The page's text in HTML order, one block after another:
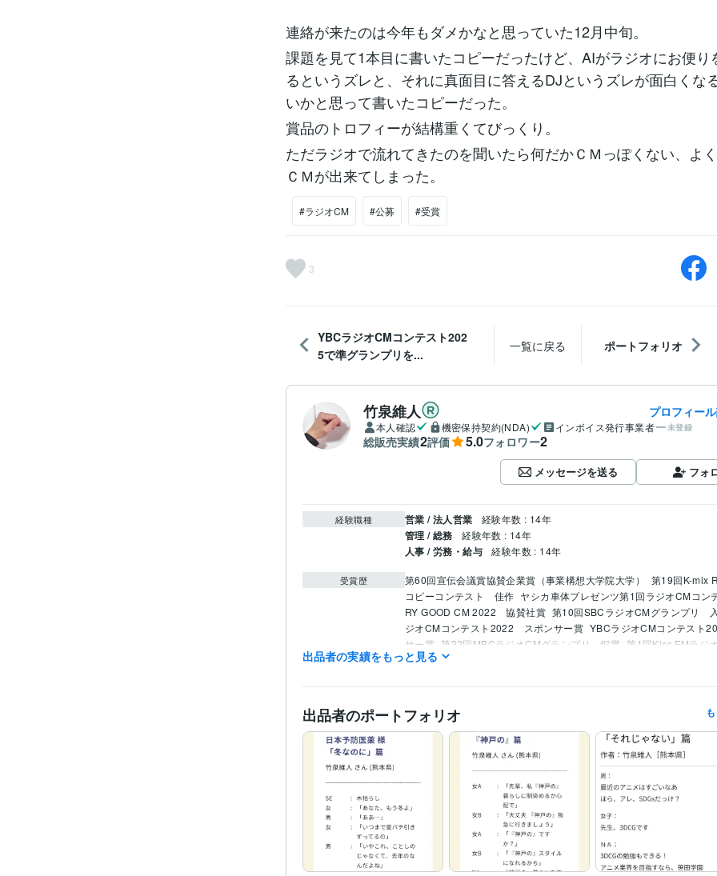
連絡が来たのは今年もダメかなと思っていた12月中旬。
課題を見て1本目に書いたコピーだったけど、AIがラジオにお便り
るというズレと、それに真面目に答えるDJというズレが面白くな
いかと思って書いたコピーだった。
賞品のトロフィーが結構重くてびっくり。
ただラジオで流れてきたのを聞いたら何だかＣＭっぽくない、よ
ＣＭが出来てしまった。
#ラジオCM #公募 #受賞
3
YBCラジオCMコンテスト202
5で準グランプリを...
一覧に戻る ポートフォリオ
竹泉維人 プロフィー
本人確認 機密保持契約(NDA) インボイス発行事業者 未登録
総販売実績2評価 5.0フォロワー2
メッセージを送る フォ
経験職種 営業 / 法人営業 経験年数 : 14年
管理 / 総務 経験年数 : 14年
人事 / 労務・給与 経験年数 : 14年
受賞歴 第60回宣伝会議賞協賛企業賞（事業構想大学院大学）
第19回K-mix
コピーコンテスト　佳作 ヤシカ車体プレゼンツ第1回ラジオCMコン
RY GOOD CM 2022　協賛社賞 第10回SBCラジオCMグランプリ　
ジオCMコンテスト2022　スポンサー賞 YBCラジオCMコンテスト
サー賞 第32回MBCラジオCMグランプリ　銅賞 第1回Kiss FMラジ
スト　スポンサー賞
ル　優秀賞 第6回大人の読書感想文コンクール　優秀賞・特別賞 指
コピー　優秀賞
7回ラジオCMコンテスト　優秀賞
20回K-mix RADIO CM コピーコンテスト　佳作 第12回SBCラジオ
リ　入選・協賛社賞
資格・検定 日商簿記検定1級 取得年 : 2017年
得意分野 ライティング・翻訳 広告コピー・ラジオCM
広告
学習指導・資格・キャリア相談 読書感想文
読書 添削 校正
出品者の実績をもっと見る
出品者のポートフォリオ